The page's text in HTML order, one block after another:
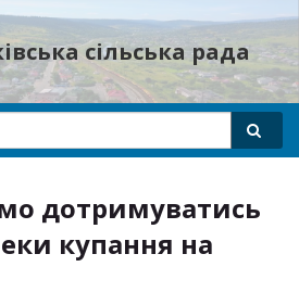
сільська рада
дотримуватись
купання на